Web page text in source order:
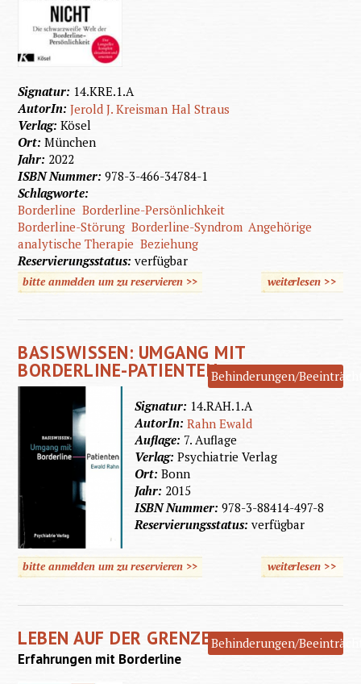
Signatur: 14.KRE.1.A
AutorIn:Jerold J. Kreisman Hal Straus
Verlag:Kösel
Ort:München
Jahr: 2022
ISBN Nummer:978-3-466-34784-1
Schlagworte:
Borderline Borderline-Persönlichkeit
Borderline-Störung Borderline-Syndrom Angehörige
analytische Therapie Beziehung
Reservierungsstatus:verfügbar
bitte anmelden um zu reservieren >> weiterlesen
über
verlass
>>
BASISWISSEN: UMGANG MIT
BORDERLINE-PATIENTENBehinderungen/
Signatur: 14.RAH.1.A
AutorIn:Rahn Ewald
Auflage: 7. Auflage
Verlag:Psychiatrie Verlag
Ort:Bonn
Jahr: 2015
ISBN Nummer:978-3-88414-497-8
Reservierungsstatus:verfügbar
bitte anmelden um zu reservieren >> weiterlesen>>
LEBEN AUF DER GRENZEBehinderungen/
Erfahrungen mit Borderline